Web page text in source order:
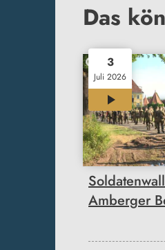
Das
3
Juli 2026
00:35
Amberger